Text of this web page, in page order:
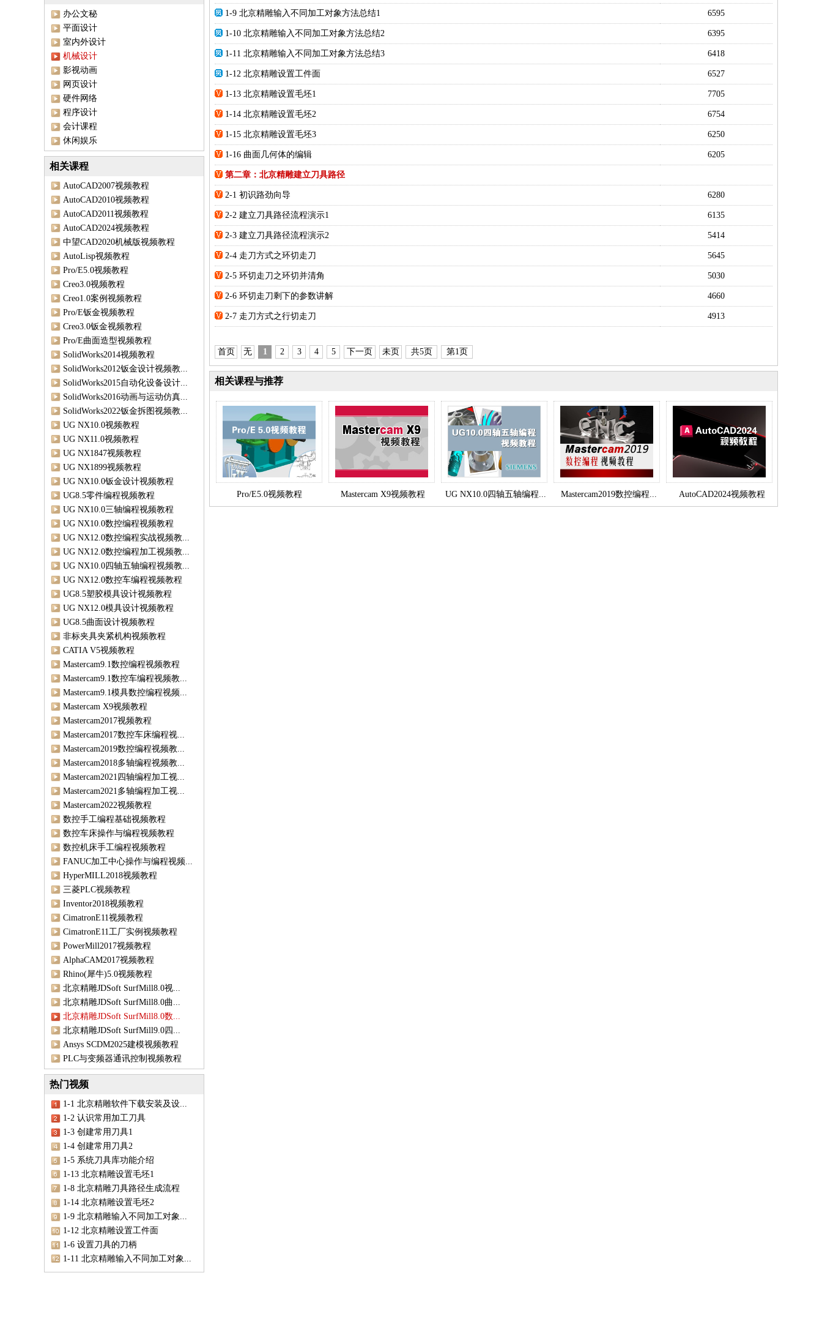
办公文秘
平面设计
室内外设计
机械设计
影视动画
网页设计
硬件网络
程序设计
会计课程
休闲娱乐
相关课程
AutoCAD2007视频教程
AutoCAD2010视频教程
AutoCAD2011视频教程
AutoCAD2024视频教程
中望CAD2020机械版视频教程
AutoLisp视频教程
Pro/E5.0视频教程
Creo3.0视频教程
Creo1.0案例视频教程
Pro/E钣金视频教程
Creo3.0钣金视频教程
Pro/E曲面造型视频教程
SolidWorks2014视频教程
SolidWorks2012钣金设计视频教...
SolidWorks2015自动化设备设计...
SolidWorks2016动画与运动仿真...
SolidWorks2022钣金拆图视频教...
UG NX10.0视频教程
UG NX11.0视频教程
UG NX1847视频教程
UG NX1899视频教程
UG NX10.0钣金设计视频教程
UG8.5零件编程视频教程
UG NX10.0三轴编程视频教程
UG NX10.0数控编程视频教程
UG NX12.0数控编程实战视频教...
UG NX12.0数控编程加工视频教...
UG NX10.0四轴五轴编程视频教...
UG NX12.0数控车编程视频教程
UG8.5塑胶模具设计视频教程
UG NX12.0模具设计视频教程
UG8.5曲面设计视频教程
非标夹具夹紧机构视频教程
CATIA V5视频教程
Mastercam9.1数控编程视频教程
Mastercam9.1数控车编程视频教...
Mastercam9.1模具数控编程视频...
Mastercam X9视频教程
Mastercam2017视频教程
Mastercam2017数控车床编程视...
Mastercam2019数控编程视频教...
Mastercam2018多轴编程视频教...
Mastercam2021四轴编程加工视...
Mastercam2021多轴编程加工视...
Mastercam2022视频教程
数控手工编程基础视频教程
数控车床操作与编程视频教程
数控机床手工编程视频教程
FANUC加工中心操作与编程视频...
HyperMILL2018视频教程
三菱PLC视频教程
Inventor2018视频教程
CimatronE11视频教程
CimatronE11工厂实例视频教程
PowerMill2017视频教程
AlphaCAM2017视频教程
Rhino(犀牛)5.0视频教程
北京精雕JDSoft SurfMill8.0视...
北京精雕JDSoft SurfMill8.0曲...
北京精雕JDSoft SurfMill8.0数...
北京精雕JDSoft SurfMill9.0四...
Ansys SCDM2025建模视频教程
PLC与变频器通讯控制视频教程
热门视频
1-1 北京精雕软件下载安装及设...
1-2 认识常用加工刀具
1-3 创建常用刀具1
1-4 创建常用刀具2
1-5 系统刀具库功能介绍
1-13 北京精雕设置毛坯1
1-8 北京精雕刀具路径生成流程
1-14 北京精雕设置毛坯2
1-9 北京精雕输入不同加工对象...
1-12 北京精雕设置工件面
1-6 设置刀具的刀柄
1-11 北京精雕输入不同加工对象...
1-9 北京精雕输入不同加工对象方法总结1 6595
1-10 北京精雕输入不同加工对象方法总结2 6395
1-11 北京精雕输入不同加工对象方法总结3 6418
1-12 北京精雕设置工件面 6527
1-13 北京精雕设置毛坯1 7705
1-14 北京精雕设置毛坯2 6754
1-15 北京精雕设置毛坯3 6250
1-16 曲面几何体的编辑 6205
第二章：北京精雕建立刀具路径
2-1 初识路劲向导 6280
2-2 建立刀具路径流程演示1 6135
2-3 建立刀具路径流程演示2 5414
2-4 走刀方式之环切走刀 5645
2-5 环切走刀之环切并清角 5030
2-6 环切走刀剩下的参数讲解 4660
2-7 走刀方式之行切走刀 4913
首页 无 1 2 3 4 5 下一页 未页 共5页 第1页
相关课程与推荐
Pro/E5.0视频教程 Mastercam X9视频教程 UG NX10.0四轴五轴编程... Mastercam2019数控编程... AutoCAD2024视频教程